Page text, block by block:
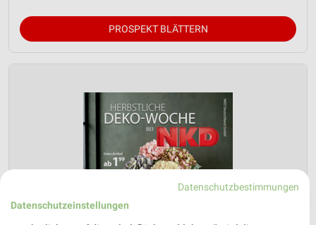
PROSPEKT BLÄTTERN
❯
Datenschutzbestimmungen
Datenschutzeinstellungen